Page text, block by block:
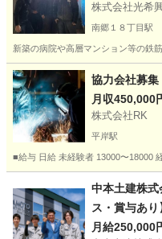
株式会社光希
南郷１８丁目駅
新築の病院や高層マンション等の鉄
北海道 札幌市 南郷１８丁
協力会社募集
月収450,000
株式会社RK
平岸駅
■給与 日給 未経験者 13000〜18000
平岸駅
中本土建株
ス・賞与あり
月給250,000